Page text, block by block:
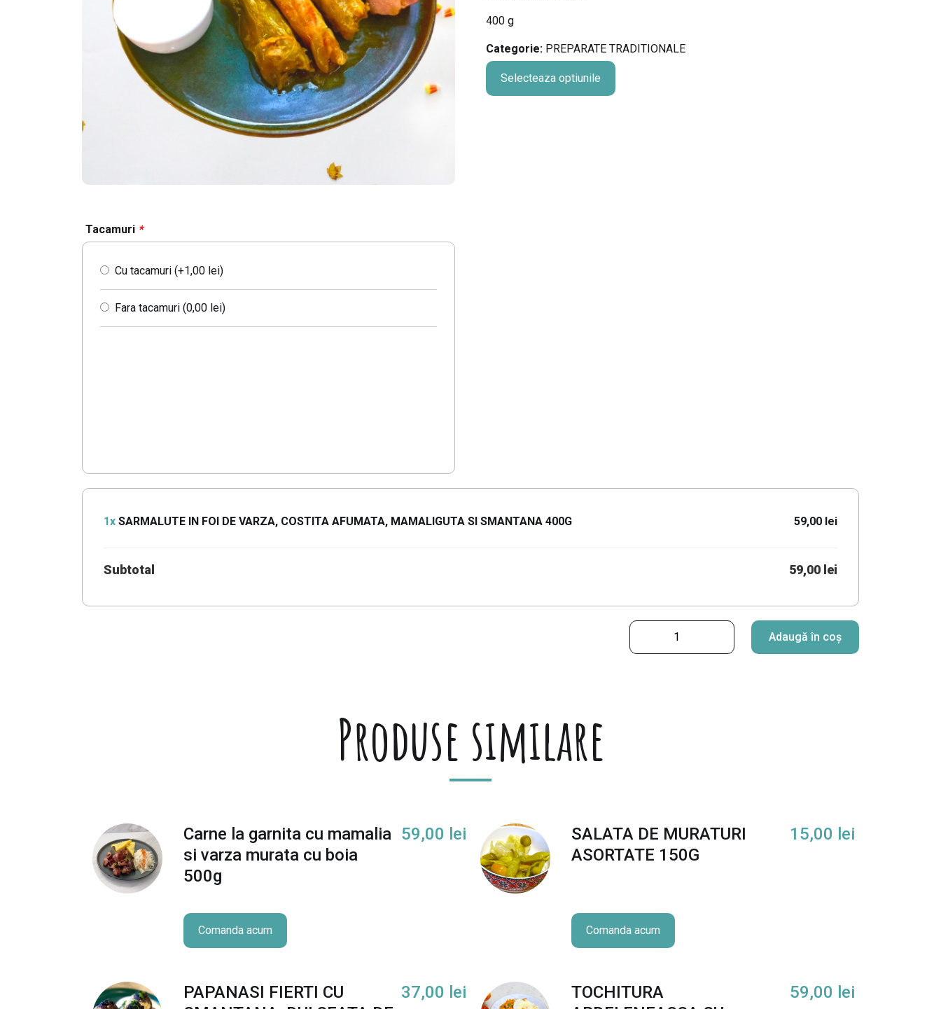
400 g
Categorie: PREPARATE TRADITIONALE
Selecteaza optiunile
Tacamuri *
Cu tacamuri (+1,00 lei)
Fara tacamuri (0,00 lei)
1x SARMALUTE IN FOI DE VARZA, COSTITA AFUMATA, MAMALIGUTA SI SMANTANA 400G 59,00 lei
Subtotal 59,00 lei
C
M
A
L
E
I
N
Adaugă în coș
Produse similare
Carne la garnita cu mamalia
si varza murata cu boia
500g
59,00 lei
Comanda acum
SALATA DE MURATURI
ASORTATE 150G
15,00 lei
Comanda acum
PAPANASI FIERTI CU
37,00 lei
TOCHITURA
59,00 lei